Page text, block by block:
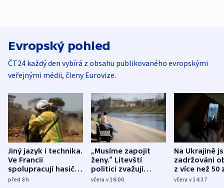
Evropský pohled
ČT24 každý den vybírá z obsahu publikovaného evropskými
veřejnými médii, členy Eurovize.
Jiný jazyk i technika.
Ve Francii
spolupracují hasiči z
různých zemí
před 8h
„Musíme zapojit
ženy.“ Litevští
politici zvažují
dohodu o
včera v 16:00
Na Ukrajině
zadržováni
z více než 50
Bojovali na
včera v 14:37